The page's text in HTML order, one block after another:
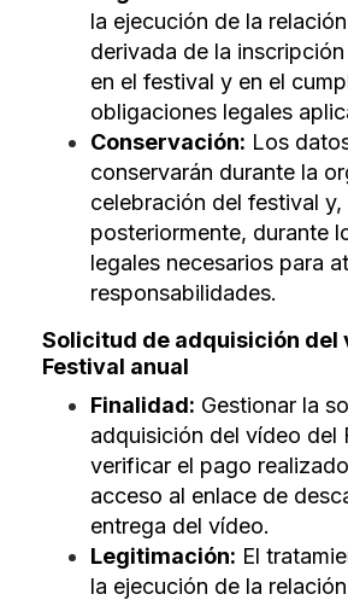
la ejecución de la
derivada de la
en el festival y en el
obligaciones legales
Conservación: Los
conservarán durante la
celebración del festival y,
posteriormente, durante
legales necesarios para
responsabilidades.
Solicitud de adquisición del
Festival anual
Finalidad: Gestionar la
adquisición del vídeo del
verificar el pago
acceso al enlace de
entrega del vídeo.
Legitimación: El
la ejecución de la